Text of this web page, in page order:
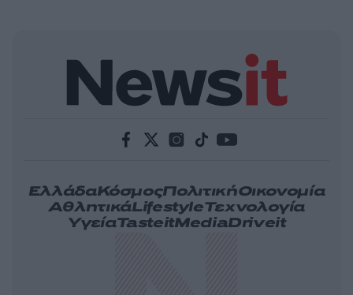
ΕλλάδαΚόσμοςΠολιτικήΟικονομία
ΑθλητικάLifestyleΤεχνολογία
ΥγείαTasteitMediaDriveit